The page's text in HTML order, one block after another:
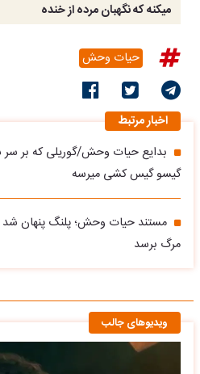
میکنه که نگهبان مرده از خنده
حیات وحش
اخبار مرتبط
بدایع حیات وحش/گوریلی که بر
گیسو گیس کشی میرسه
مستند حیات وحش؛ پلنگ پنهان شد و
مرگ برسد
ویدیوهای جالب